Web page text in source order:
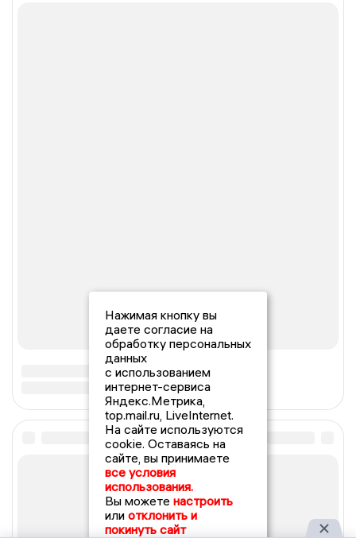
Нажимая кнопку вы
даете согласие на
обработку персональных
данных
с использованием
интернет-сервиса
Яндекс.Метрика,
top.mail.ru, LiveInternet.
На сайте используются
cookie. Оставаясь на
сайте, вы принимаете
все условия
использования.
Вы можете настроить
или отклонить и
покинуть сайт